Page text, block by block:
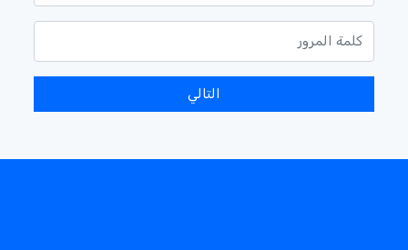
التالي